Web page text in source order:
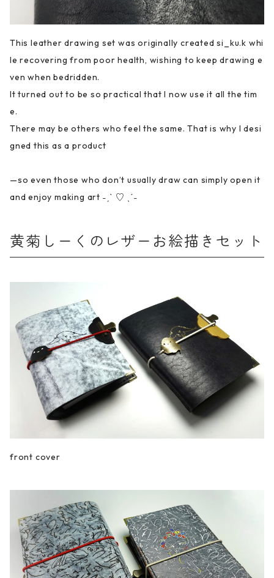
This leather drawing set was originally created si_ku.k whi
le recovering from poor health, wishing to keep drawing e
ven when bedridden.
It turned out to be so practical that I now use it all the tim
e.
There may be others who feel the same. That is why I desi
gned this as a product
—so even those who don’t usually draw can simply open it
and enjoy making art ˗ˏˋ ♡ ˎˊ˗
黄菊しーくのレザーお絵描きセット
front cover